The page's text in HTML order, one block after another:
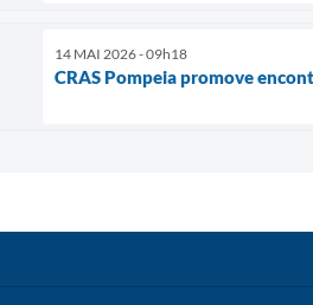
14 MAI 2026 - 09h18
CRAS Pompeia promove